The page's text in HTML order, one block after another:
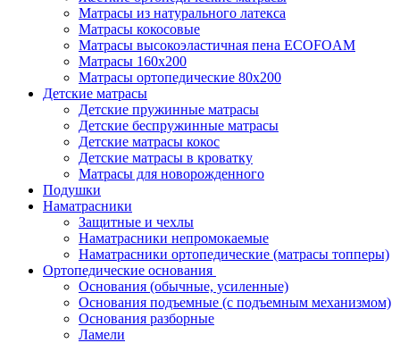
Матрасы из натурального латекса
Матрасы кокосовые
Матрасы высокоэластичная пена ECOFOAM
Матрасы 160х200
Матрасы ортопедические 80х200
Детские матрасы
Детские пружинные матрасы
Детские беспружинные матрасы
Детские матрасы кокос
Детские матрасы в кроватку
Матрасы для новорожденного
Подушки
Наматрасники
Защитные и чехлы
Наматрасники непромокаемые
Наматрасники ортопедические (матрасы топперы)
Ортопедические основания
Основания (обычные, усиленные)
Основания подъемные (с подъемным механизмом)
Основания разборные
Ламели